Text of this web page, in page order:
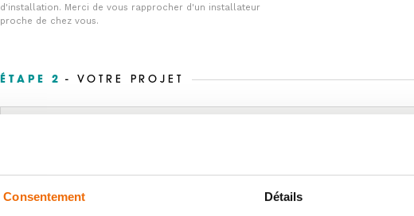
Consentement Détails
d'installation. Merci de vous rapprocher d'un installateur
proche de chez vous.
ÉTAPE 2 - VOTRE PROJET